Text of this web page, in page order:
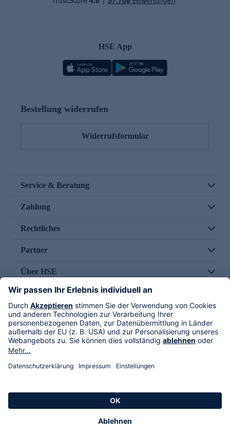
HSE App
Bestellung widerrufen
Widerrufsformular
Service & Beratung
Zahlung
Rechtliches
Partner
Über HSE
Im TV
HSE International